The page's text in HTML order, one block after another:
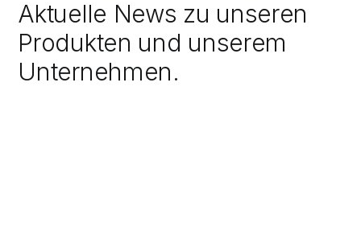
Aktuelle News zu unseren
Produkten und unserem
Unternehmen.